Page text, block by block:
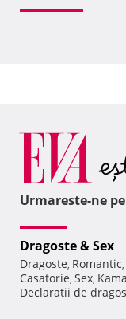
Urmareste-ne pe
Dragoste & Sex
Dragoste, Romantic,
Casatorie, Sex,
Declaratii de